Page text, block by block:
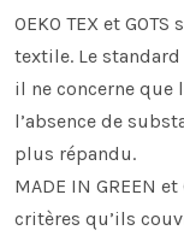
OEKO TEX et
textile. Le standard
il ne concerne que
l’absence de
plus répandu.
MADE IN GREEN
critères qu’ils